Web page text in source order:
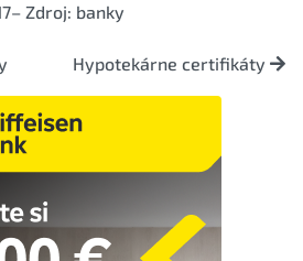
Zdroj: banky
Hypotekárne certifikáty